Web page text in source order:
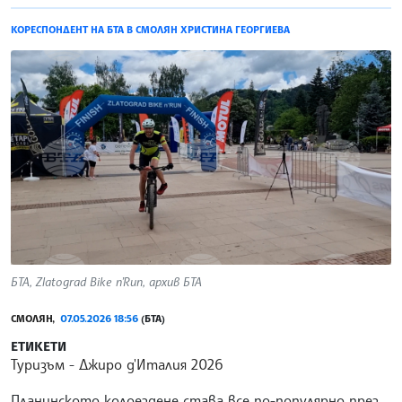
КОРЕСПОНДЕНТ НА БТА В СМОЛЯН ХРИСТИНА ГЕОРГИЕВА
БТА, Zlatograd Bike n’Run, архив БТА
СМОЛЯН, 07.05.2026 18:56 (БТА)
ЕТИКЕТИ
Туризъм
Джиро д'Италия 2026